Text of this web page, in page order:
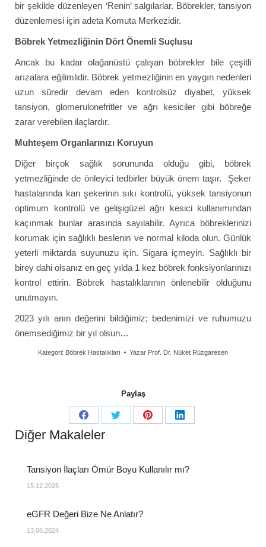
bir şekilde düzenleyen ‘Renin’ salgılarlar. Böbrekler, tansiyon
düzenlemesi için adeta Komuta Merkezidir.
Böbrek Yetmezliğinin Dört Önemli Suçlusu
Ancak bu kadar olağanüstü çalışan böbrekler bile çeşitli
arızalara eğilimlidir. Böbrek yetmezliğinin en yaygın nedenleri
uzun süredir devam eden kontrolsüz diyabet, yüksek
tansiyon, glomerulonefritler ve ağrı kesiciler gibi böbreğe
zarar verebilen ilaçlardır.
Muhteşem Organlarınızı Koruyun
Diğer birçok sağlık sorununda olduğu gibi, böbrek
yetmezliğinde de önleyici tedbirler büyük önem taşır. Şeker
hastalarında kan şekerinin sıkı kontrolü, yüksek tansiyonun
optimum kontrolü ve gelişigüzel ağrı kesici kullanımından
kaçınmak bunlar arasında sayılabilir. Ayrıca böbreklerinizi
korumak için sağlıklı beslenin ve normal kiloda olun. Günlük
yeterli miktarda suyunuzu için. Sigara içmeyin. Sağlıklı bir
birey dahi olsanız en geç yılda 1 kez böbrek fonksiyonlarınızı
kontrol ettirin. Böbrek hastalıklarının önlenebilir olduğunu
unutmayın.
2023 yılı anın değerini bildiğimiz; bedenimizi ve ruhumuzu
önemsediğimiz bir yıl olsun…
Kategori: Böbrek Hastalıkları Yazar Prof. Dr. Nüket Rüzgaresen
Paylaş
Diğer Makaleler
Tansiyon İlaçları Ömür Boyu Kullanılır mı?
15.12.2025
eGFR Değeri Bize Ne Anlatır?
13.06.2024